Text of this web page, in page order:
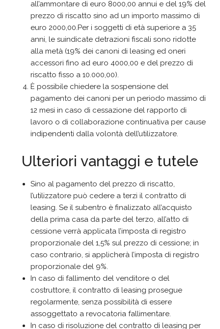
all’ammontare di euro 8000,00 annui e del 19% del
prezzo di riscatto sino ad un importo massimo di
euro 2000,00.Per i soggetti di età superiore a 35
anni, le suindicate detrazioni fiscali sono ridotte
alla metà (19% dei canoni di leasing ed oneri
accessori fino ad euro 4000,00 e del prezzo di
riscatto fisso a 10.000,00).
È possibile chiedere la sospensione del
pagamento dei canoni per un periodo massimo di
12 mesi in caso di cessazione del rapporto di
lavoro o di collaborazione continuativa per cause
indipendenti dalla volontà dell’utilizzatore.
Ulteriori vantaggi e tutele
Sino al pagamento del prezzo di riscatto,
l’utilizzatore può cedere a terzi il contratto di
leasing. Se il subentro è finalizzato all’acquisto
della prima casa da parte del terzo, all’atto di
cessione verrà applicata l’imposta di registro
proporzionale del 1,5% sul prezzo di cessione; in
caso contrario, si applicherà l’imposta di registro
proporzionale del 9%.
In caso di fallimento del venditore o del
costruttore, il contratto di leasing prosegue
regolarmente, senza possibilità di essere
assoggettato a revocatoria fallimentare.
In caso di risoluzione del contratto di leasing per